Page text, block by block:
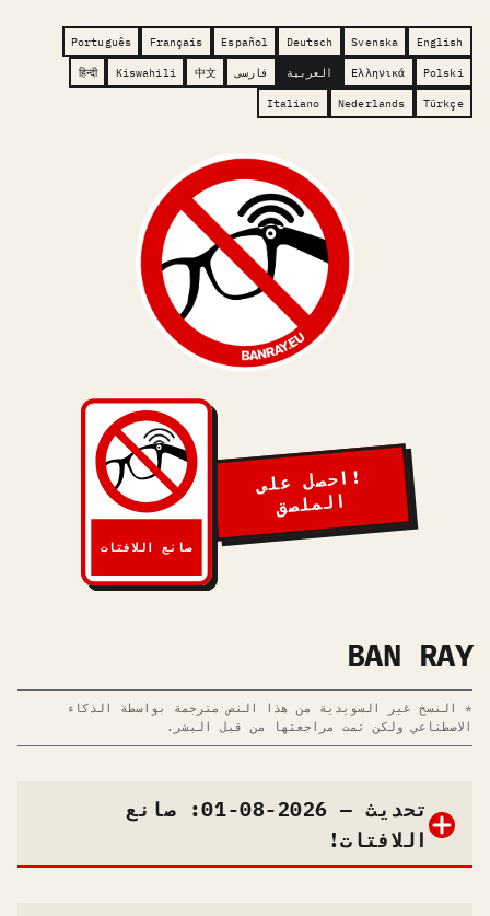
English
Svenska
Deutsch
Español
Français
Português
Polski
Ελληνικά العربية فارسی 中文
Kiswahili
हिन्दी
Türkçe
Nederlands
Italiano
!احصل على
الملصق
صانع اللافتات
BAN RAY
* النسخ غير السويدية من هذا النص مترجمة بواسطة الذكاء
الاصطناعي ولكن تمت مراجعتها من قبل البشر.
تحديث — 2026-08-01: صانع
اللافتات!